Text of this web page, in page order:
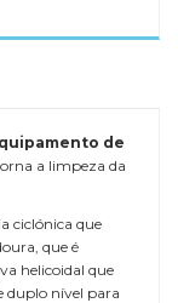
de
a limpeza da
ciclónica que
que é
helicoidal que
duplo nível para